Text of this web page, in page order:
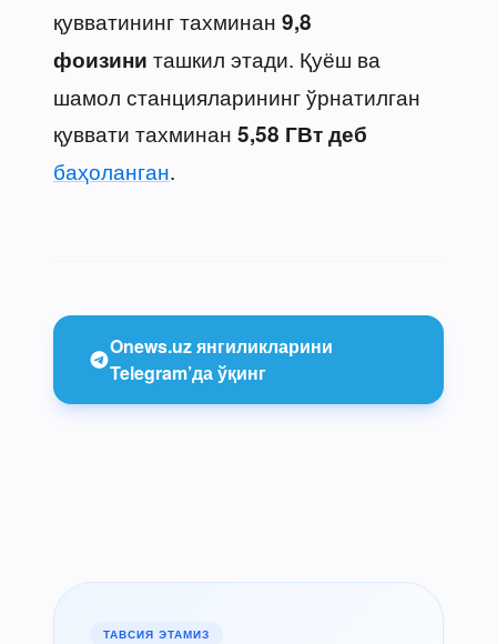
қувватининг тахминан 9,8
фоизини ташкил этади. Қуёш ва
шамол станцияларининг ўрнатилган
қуввати тахминан 5,58 ГВтдеб
баҳоланган.
Onews.uz янгиликларини
Telegram’да ўқинг
ТАВСИЯ ЭТАМИЗ